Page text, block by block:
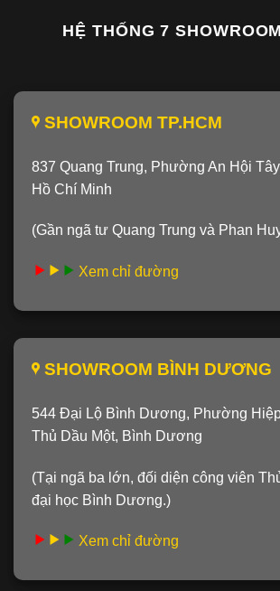
HỆ THỐNG 7
SHOWROOM TP.HCM
837 Quang Trung, Phường An Hội
Hồ Chí Minh
(Gần ngã tư Quang Trung và Phan
Xem chỉ đường
SHOWROOM BÌNH DƯƠNG
544 Đại Lộ Bình Dương, Phường
Thủ Dầu Một, Bình Dương
(Tại ngã ba lớn, đối diện công viên
đại học Bình Dương.)
Xem chỉ đường